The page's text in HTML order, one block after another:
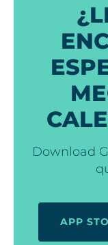
Download
APP